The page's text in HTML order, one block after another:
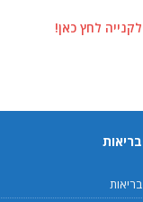
לקנייה לחץ כאן!
בריאות
בריאות